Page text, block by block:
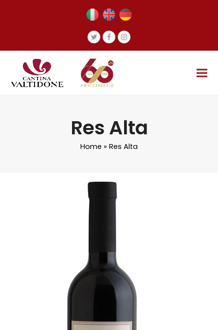
TwitterFacebookInstagram
Res Alta
Home » Res Alta